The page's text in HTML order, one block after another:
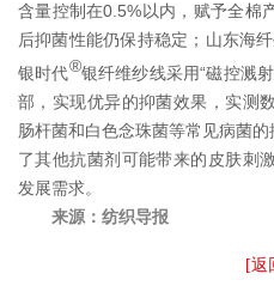
含量控制在0.5%以内，赋予全棉
后抑菌性能仍保持稳定；山东海
银时代®银纤维纱线采用“磁控溅
部，实现优异的抑菌效果，实测
肠杆菌和白色念珠菌等常见病菌
了其他抗菌剂可能带来的皮肤刺
发展需求。
来源： 纺织导报
[返